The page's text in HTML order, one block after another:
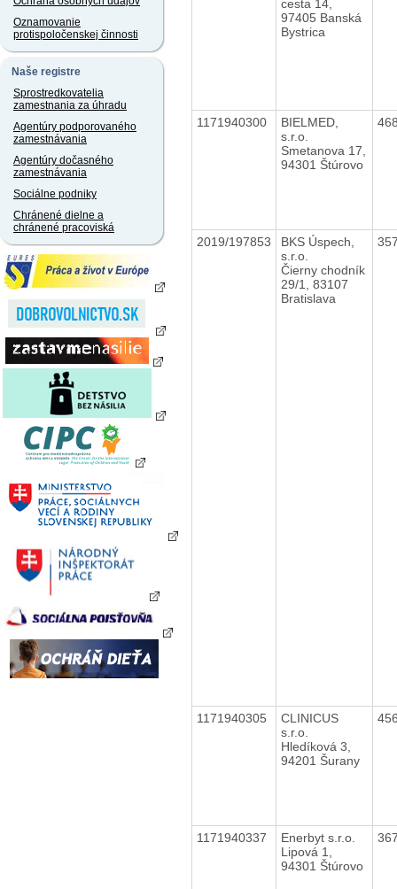
Oznamovanie
protispoločenskej činnosti
Naše registre
Sprostredkovatelia
zamestnania za úhradu
Agentúry podporovaného
zamestnávania
Agentúry dočasného
zamestnávania
Sociálne podniky
Chránené dielne a
chránené pracoviská
cesta 14,
97405 Banská
Bystrica
1171940300
BIELMED,
s.r.o.
Smetanova 17,
94301 Štúrovo
2019/197853
BKS Úspech,
s.r.o.
Čierny chodník
29/1, 83107
Bratislava
1171940305
CLINICUS
s.r.o.
Hledíková 3,
94201 Šurany
1171940337
Enerbyt s.r.o.
Lipová 1,
94301 Štúrovo